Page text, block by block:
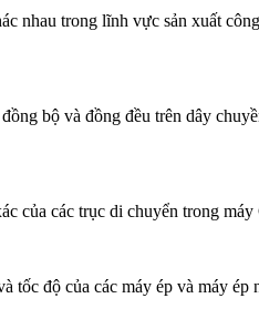
nhau trong lĩnh vực sản xuất
bộ và đồng đều trên dây
của các trục di chuyển trong
độ của các máy ép và máy